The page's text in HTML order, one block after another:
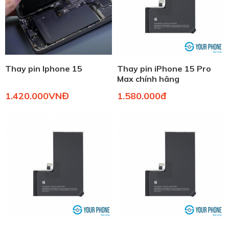
Thay pin Iphone 15
1.420.000VNĐ
Thay pin iPhone 15 Pro
Max chính hãng
1.580.000đ